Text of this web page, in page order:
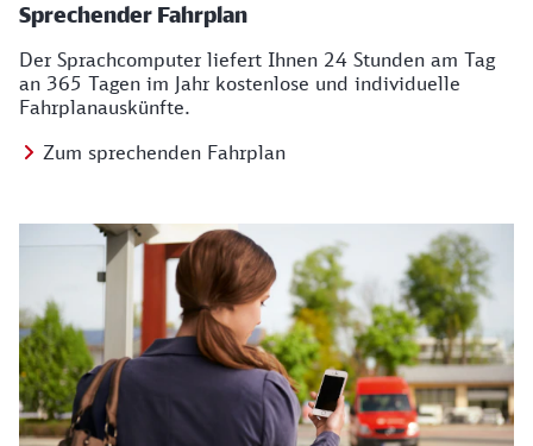
Sprechender Fahrplan
Der Sprachcomputer liefert Ihnen 24 Stunden am Tag
an 365 Tagen im Jahr kostenlose und individuelle
Fahrplanauskünfte.
Zum sprechenden Fahrplan